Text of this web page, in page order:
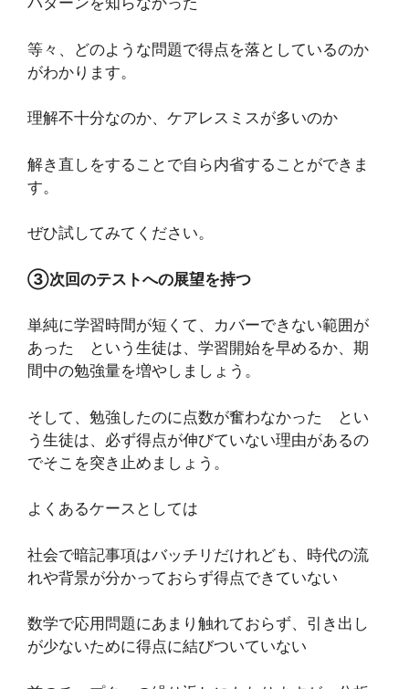
等々、どのような問題で得点を落としているのか
がわかります。
理解不十分なのか、ケアレスミスが多いのか
解き直しをすることで自ら内省することができま
す。
ぜひ試してみてください。
③次回のテストへの展望を持つ
単純に学習時間が短くて、カバーできない範囲が
あった という生徒は、学習開始を早めるか、期
間中の勉強量を増やしましょう。
そして、勉強したのに点数が奮わなかった とい
う生徒は、必ず得点が伸びていない理由があるの
でそこを突き止めましょう。
よくあるケースとしては
社会で暗記事項はバッチリだけれども、時代の流
れや背景が分かっておらず得点できていない
数学で応用問題にあまり触れておらず、引き出し
が少ないために得点に結びついていない